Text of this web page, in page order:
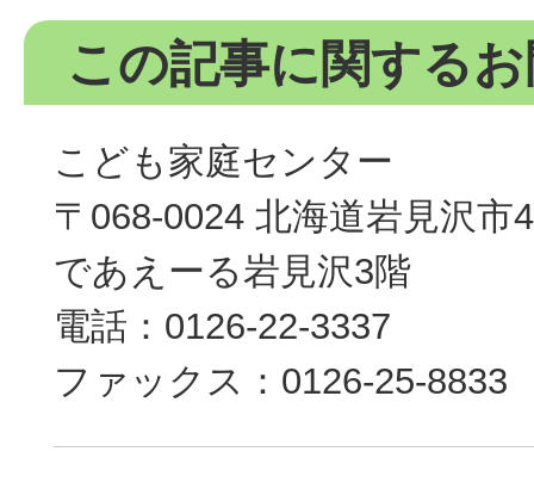
この記事に関する
こども家庭センター
〒068-0024 北海道岩見沢市
であえーる岩見沢3階
電話：0126-22-3337
ファックス：0126-25-8833